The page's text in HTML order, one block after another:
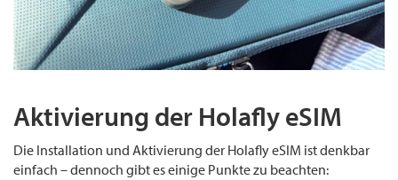
Aktivierung der Holafly eSIM
Die Installation und Aktivierung der Holafly eSIM ist denkbar
einfach – dennoch gibt es einige Punkte zu beachten: